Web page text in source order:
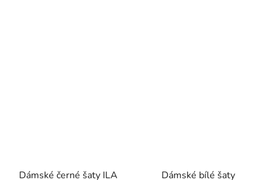
Dámské černé šaty ILA
Dámské bílé šaty